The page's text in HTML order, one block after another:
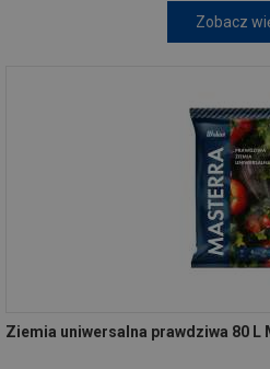
Zobacz
Ziemia uniwersalna prawdziwa 80 L